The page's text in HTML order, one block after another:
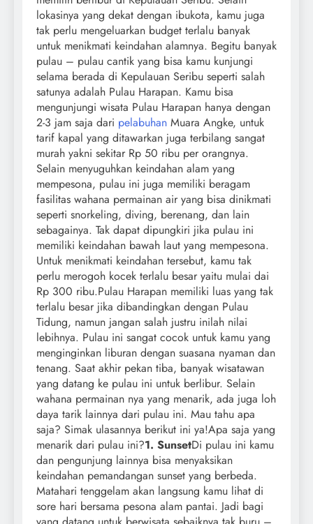
lokasinya yang dekat dengan ibukota, kamu juga
tak perlu mengeluarkan budget terlalu banyak
untuk menikmati keindahan alamnya. Begitu banyak
pulau – pulau cantik yang bisa kamu kunjungi
selama berada di Kepulauan Seribu seperti salah
satunya adalah Pulau Harapan. Kamu bisa
mengunjungi wisata Pulau Harapan hanya dengan
2-3 jam saja dari pelabuhan Muara Angke, untuk
tarif kapal yang ditawarkan juga terbilang sangat
murah yakni sekitar Rp 50 ribu per orangnya.
Selain menyuguhkan keindahan alam yang
mempesona, pulau ini juga memiliki beragam
fasilitas wahana permainan air yang bisa dinikmati
seperti snorkeling, diving, berenang, dan lain
sebagainya. Tak dapat dipungkiri jika pulau ini
memiliki keindahan bawah laut yang mempesona.
Untuk menikmati keindahan tersebut, kamu tak
perlu merogoh kocek terlalu besar yaitu mulai dai
Rp 300 ribu.Pulau Harapan memiliki luas yang tak
terlalu besar jika dibandingkan dengan Pulau
Tidung, namun jangan salah justru inilah nilai
lebihnya. Pulau ini sangat cocok untuk kamu yang
menginginkan liburan dengan suasana nyaman dan
tenang. Saat akhir pekan tiba, banyak wisatawan
yang datang ke pulau ini untuk berlibur. Selain
wahana permainan nya yang menarik, ada juga loh
daya tarik lainnya dari pulau ini. Mau tahu apa
saja? Simak ulasannya berikut ini ya!Apa saja yang
menarik dari pulau ini?1. SunsetDi pulau ini kamu
dan pengunjung lainnya bisa menyaksikan
keindahan pemandangan sunset yang berbeda.
Matahari tenggelam akan langsung kamu lihat di
sore hari bersama pesona alam pantai. Jadi bagi